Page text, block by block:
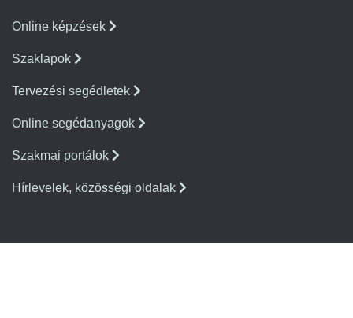
Online képzések
Szaklapok
Tervezési segédletek
Online segédanyagok
Szakmai portálok
Hírlevelek, közösségi oldalak